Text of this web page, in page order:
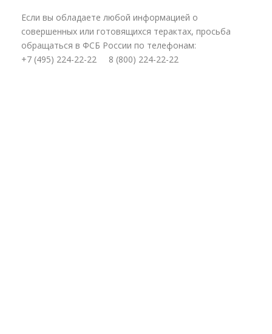
Если вы обладаете любой информацией о
совершенных или готовящихся терактах, просьба
обращаться в ФСБ России по телефонам:
+7 (495) 224-22-22 8 (800) 224-22-22